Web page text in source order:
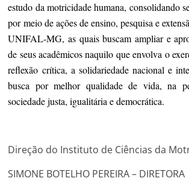
estudo da motricidade humana, consolidando
por meio de ações de ensino, pesquisa e
UNIFAL-MG, as quais buscam ampliar e
de seus acadêmicos naquilo que envolva o
reflexão crítica, a solidariedade nacional e
busca por melhor qualidade de vida, na
sociedade justa, igualitária e democrática.
Direção do Instituto de Ciências da
SIMONE BOTELHO PEREIRA – DIRETORA